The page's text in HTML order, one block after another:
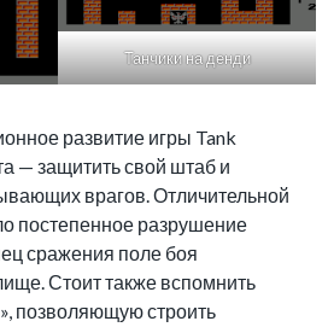
Танчики на денди
развитие игры Tank
— защитить свой штаб и
врагов. Отличительной
постепенное разрушение
сражения поле боя
Стоит также вспомнить
позволяющую строить